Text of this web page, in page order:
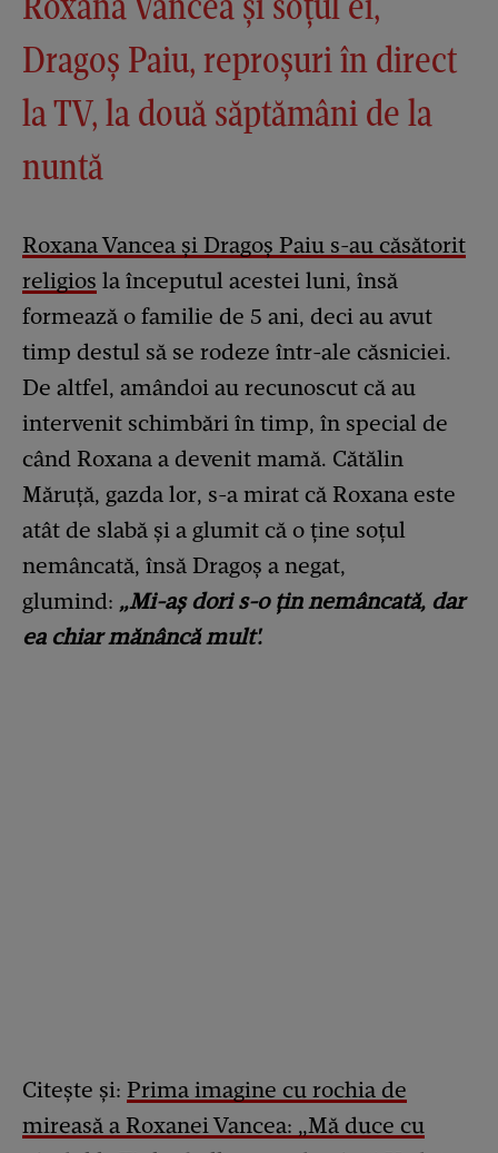
Dragoș Paiu, reproșuri în direct
la TV, la două săptămâni de la
nuntă
Roxana Vancea și Dragoș Paiu s-au căsătorit
religios la începutul acestei luni, însă
formează o familie de 5 ani, deci au avut
timp destul să se rodeze într-ale căsniciei.
De altfel, amândoi au recunoscut că au
intervenit schimbări în timp, în special de
când Roxana a devenit mamă. Cătălin
Măruță, gazda lor, s-a mirat că Roxana este
atât de slabă și a glumit că o ține soțul
nemâncată, însă Dragoș a negat,
glumind: „Mi-aș dori s-o țin nemâncată, dar
ea chiar mănâncă mult'.
Citește și: Prima imagine cu rochia de
mireasă a Roxanei Vancea: „Mă duce cu